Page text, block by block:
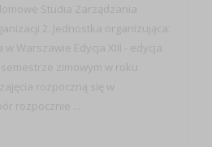
Studia Zarządzania
2. Jednostka organizująca:
Warszawie Edycja XIII - edycja
zimowym w roku
rozpoczną się w
rozpocznie ...